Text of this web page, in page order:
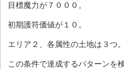
目標魔力が７０００。
初期護符価値が１０。
エリア２、各属性の土地は３つ。
この条件で達成するパターンを検